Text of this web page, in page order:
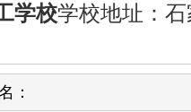
学校学校地址：
：